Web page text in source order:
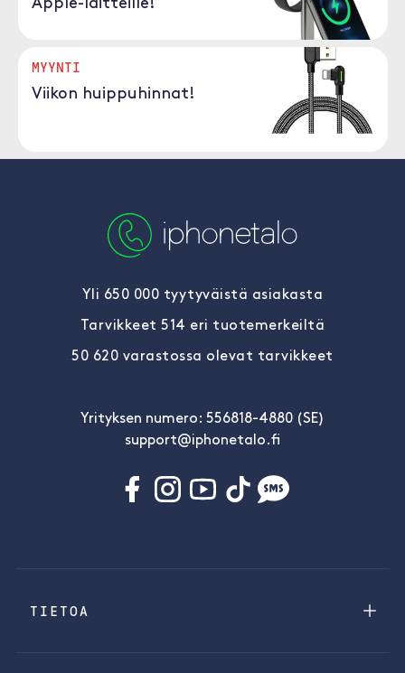
Apple-laitteille!
MYYNTI
Viikon huippuhinnat!
Yli 650 000 tyytyväistä asiakasta
Tarvikkeet 514 eri tuotemerkeiltä
50 620 varastossa olevat tarvikkeet
Yrityksen numero: 556818-4880 (SE)
support@iphonetalo.fi
TIETOA